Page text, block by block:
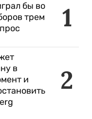
1
бы во
трем
2
в
и